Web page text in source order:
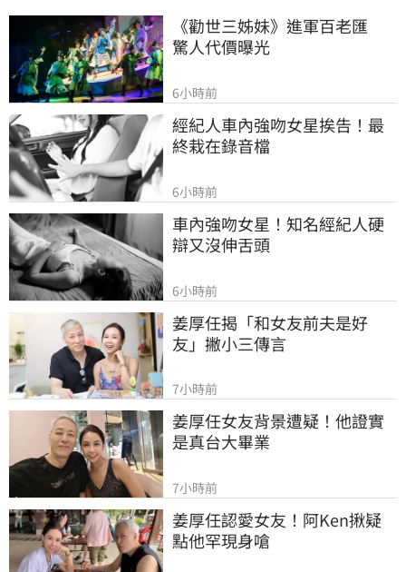
《勸世三姊妹》進軍百老匯
驚人代價曝光
6小時前
經紀人車內強吻女星挨告！最
終栽在錄音檔
6小時前
車內強吻女星！知名經紀人硬
辯又沒伸舌頭
6小時前
姜厚任揭「和女友前夫是好
友」撇小三傳言
7小時前
姜厚任女友背景遭疑！他證實
是真台大畢業
7小時前
姜厚任認愛女友！阿Ken揪疑
點他罕現身嗆